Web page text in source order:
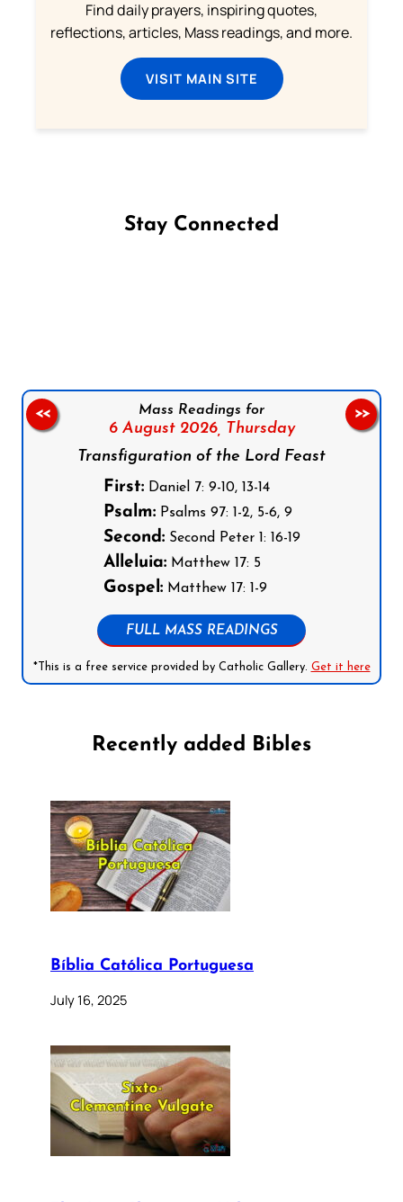
Find daily prayers, inspiring quotes,
reflections, articles, Mass readings, and more.
VISIT MAIN SITE
Stay Connected
Mass Readings for
6 August 2026, Thursday
Transfiguration of the Lord Feast
First:Daniel 7: 9-10, 13-14
Psalm:Psalms 97: 1-2, 5-6, 9
Second:Second Peter 1: 16-19
Alleluia:Matthew 17: 5
Gospel:Matthew 17: 1-9
FULL MASS READINGS
*This is a free service provided by Catholic Gallery. Get it here
<< >>
Recently added Bibles
Bíblia Católica Portuguesa
July 16, 2025